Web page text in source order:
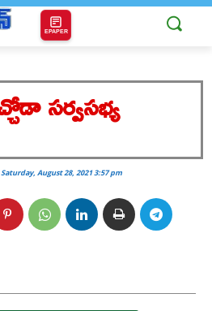
EPAPER
సర్వసభ్య
Saturday, August 28, 2021 3:57 pm